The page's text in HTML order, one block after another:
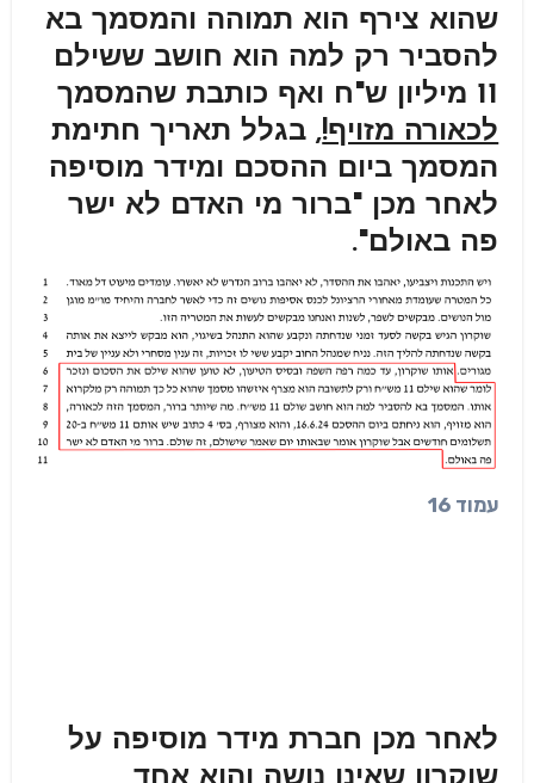
שהוא צירף הוא תמוהה והמסמך בא
להסביר רק למה הוא חושב ששילם
11 מיליון ש"ח ואף כותבת
שהמסמך
לכאורה מזויף!, בגלל תאריך חתימת
המסמך ביום ההסכם ומידר מוסיפה
לאחר מכן "ברור מי האדם לא ישר
פה באולם".
עמוד 16
לאחר מכן חברת מידר מוסיפה על